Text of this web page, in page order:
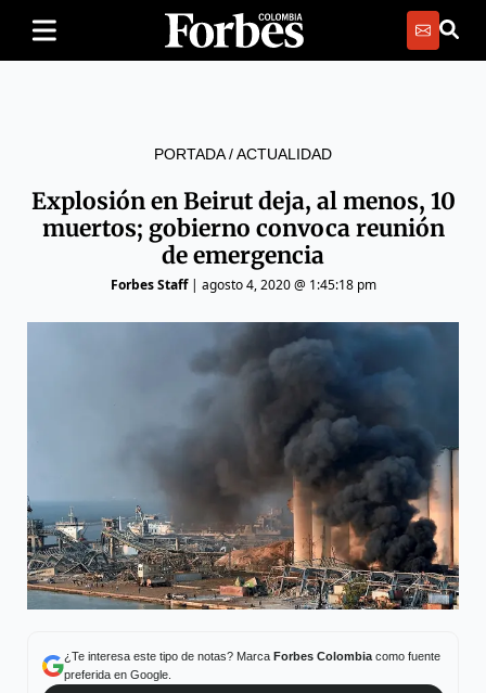
PORTADA/ACTUALIDAD
Explosión en Beirut deja, al menos, 10
muertos; gobierno convoca reunión
de emergencia
Forbes Staff| agosto 4, 2020 @ 1:45:18 pm
¿Te interesa este tipo de notas? Marca Forbes Colombiacomo fuente
preferida en Google.